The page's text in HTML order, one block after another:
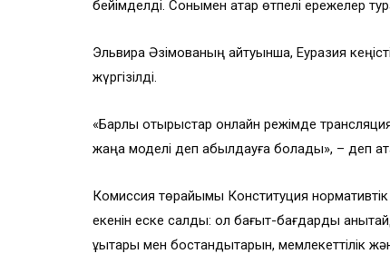
бейімделді. Сонымен қатар өтпелі ережелер
Эльвира Әзімованың айтуынша, Еуразия
жүргізілді.
«Барлық отырыстар онлайн режімде
жаңа моделі деп қабылдауға болады», – деп
Комиссия төрайымы Конституция нормативтік
екенін еске салды: ол бағыт-бағдарды
құқықтары мен бостандықтарын, мемлекеттілік